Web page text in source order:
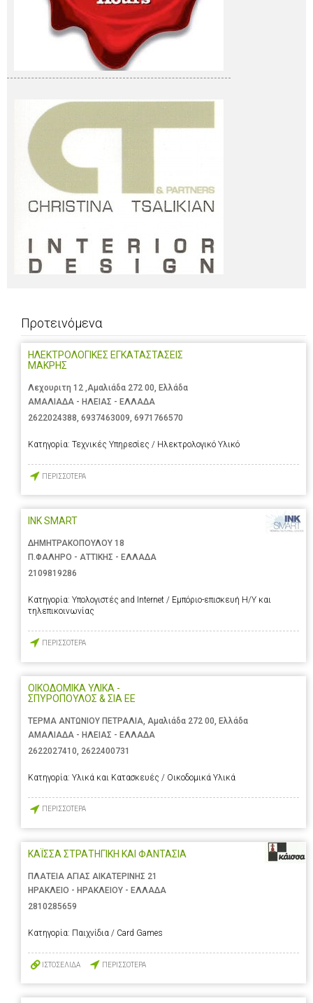
Προτεινόμενα
ΗΛΕΚΤΡΟΛΟΓΙΚΕΣ ΕΓΚΑΤΑΣΤΑΣΕΙΣ
ΜΑΚΡΗΣ
Λεχουριτη 12 ,Αμαλιάδα 272 00, Ελλάδα
ΑΜΑΛΙΑΔΑ - ΗΛΕΙΑΣ - ΕΛΛΑΔΑ
2622024388, 6937463009, 6971766570
Κατηγορία: Τεχνικές Υπηρεσίες / Ηλεκτρολογικό Υλικό
ΠΕΡΙΣΣΟΤΕΡΑ
INK SMART
ΔΗΜΗΤΡΑΚΟΠΟΥΛΟΥ 18
Π.ΦΑΛΗΡΟ - ΑΤΤΙΚΗΣ - ΕΛΛΑΔΑ
2109819286
Κατηγορία: Υπολογιστές and Internet / Εμπόριο-επισκευή Η/Υ και
τηλεπικοινωνίας
ΠΕΡΙΣΣΟΤΕΡΑ
ΟΙΚΟΔΟΜΙΚΑ ΥΛΙΚΑ -
ΣΠΥΡΟΠΟΥΛΟΣ & ΣΙΑ ΕΕ
ΤΕΡΜΑ ΑΝΤΩΝΙΟΥ ΠΕΤΡΑΛΙΑ, Αμαλιάδα 272 00, Ελλάδα
ΑΜΑΛΙΑΔΑ - ΗΛΕΙΑΣ - ΕΛΛΑΔΑ
2622027410 2622400731
Κατηγορία: Υλικά και Κατασκευές / Οικοδομικά Υλικά
ΠΕΡΙΣΣΟΤΕΡΑ
ΚΑΪΣΣΑ ΣΤΡΑΤΗΓΙΚΗ ΚΑΙ ΦΑΝΤΑΣΙΑ
ΠΛΑΤΕΙΑ ΑΓΙΑΣ ΑΙΚΑΤΕΡΙΝΗΣ 21
ΗΡΑΚΛΕΙΟ - ΗΡΑΚΛΕΙΟΥ - ΕΛΛΑΔΑ
2810285659
Κατηγορία: Παιχνίδια / Card Games
ΙΣΤΟΣΕΛΙΔΑ ΠΕΡΙΣΣΟΤΕΡΑ